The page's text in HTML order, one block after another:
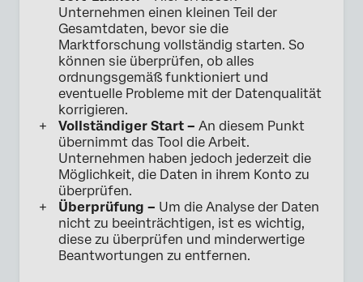
Unternehmen einen kleinen Teil der
Gesamtdaten, bevor sie die
Marktforschung vollständig starten. So
können sie überprüfen, ob alles
ordnungsgemäß funktioniert und
eventuelle Probleme mit der Datenqualität
korrigieren.
Vollständiger Start – An diesem Punkt
übernimmt das Tool die Arbeit.
Unternehmen haben jedoch jederzeit die
Möglichkeit, die Daten in ihrem Konto zu
überprüfen.
Überprüfung – Um die Analyse der Daten
nicht zu beeinträchtigen, ist es wichtig,
diese zu überprüfen und minderwertige
Beantwortungen zu entfernen.